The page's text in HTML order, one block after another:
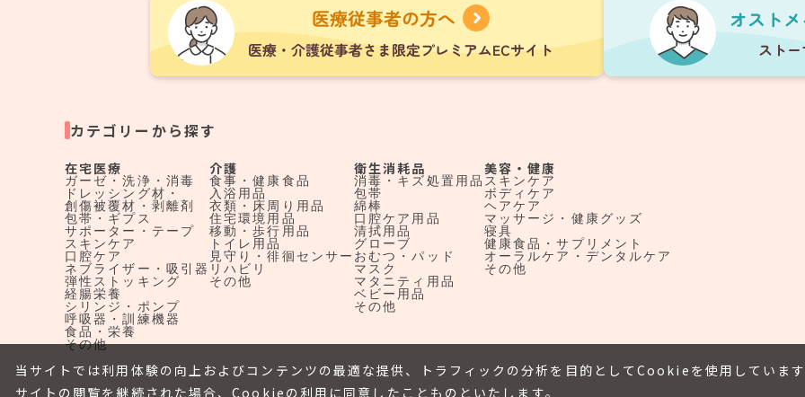
カテゴリーから探す
在宅医療
ガーゼ・洗浄・消毒
ドレッシング材・
創傷被覆材・剥離剤
包帯・ギプス
サポーター・テープ
スキンケア
口腔ケア
ネブライザー・吸引器
弾性ストッキング
経腸栄養
シリンジ・ポンプ
呼吸器・訓練機器
食品・栄養
その他
介護
食事・健康食品
入浴用品
衣類・床周り用品
住宅環境用品
移動・歩行用品
トイレ用品
見守り・徘徊センサー
リハビリ
その他
衛生消耗品
消毒・キズ処置用品
包帯
綿棒
口腔ケア用品
清拭用品
グローブ
おむつ・パッド
マスク
マタニティ用品
ベビー用品
その他
美容・健康
スキンケア
ボディケア
ヘアケア
マッサージ・健康グッズ
寝具
健康食品・サプリメント
オーラルケア・デンタルケア
その他
当サイトでは利用体験の向上およびコンテンツの最適な提供、トラフィックの分析を目的としてCookieを使用しています
サイトの閲覧を継続された場合、Cookieの利用に同意したことものといたします。